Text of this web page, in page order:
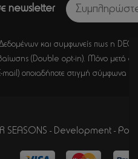
newsletter
και συμφωνείς πως η
(Double opt-in). Μόνο μετά
οποιαδήποτε στιγμή σύμφωνα
SEASONS - Development -